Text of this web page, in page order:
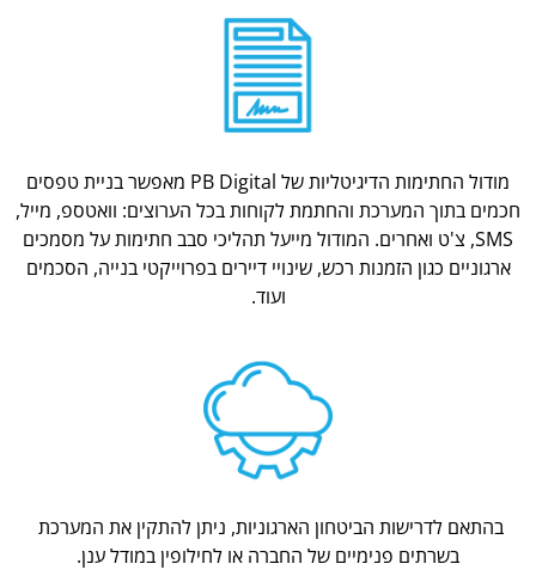
מודול החתימות הדיגיטליות של PB Digital מאפשר בניית טפסים
חכמים בתוך המערכת והחתמת לקוחות בכל הערוצים: וואטספ, מייל,
SMS, צ'ט ואחרים. המודול מייעל תהליכי סבב חתימות על מסמכים
ארגוניים כגון הזמנות רכש, שינויי דיירים בפרוייקטי בנייה, הסכמים
ועוד.
בהתאם לדרישות הביטחון הארגוניות, ניתן להתקין את המערכת
בשרתים פנימיים של החברה או לחילופין במודל ענן.